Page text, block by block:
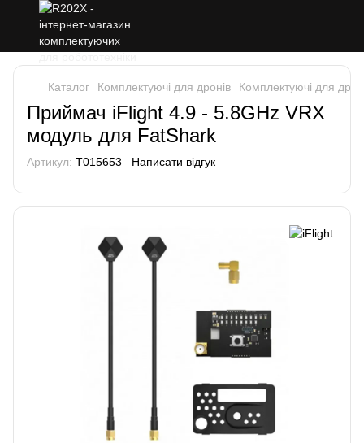
Каталог Комплектуючі для дронів Комплектуючі для
Приймач iFlight 4.9 - 5.8GHz VRX
модуль для FatShark
Артикул: T015653 Написати відгук